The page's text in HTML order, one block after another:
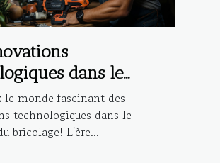
dans le
du bricolage
le monde fascinant des
technologiques dans le
bricolage! L'ère...